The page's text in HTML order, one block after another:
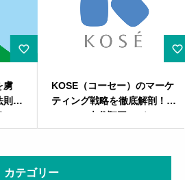
』
マ
KOSE（コーセー）のマーケ
ティング戦略を徹底解剖！
TVCM・大谷翔平・デコルテ
で築くブランド力
カテゴリー